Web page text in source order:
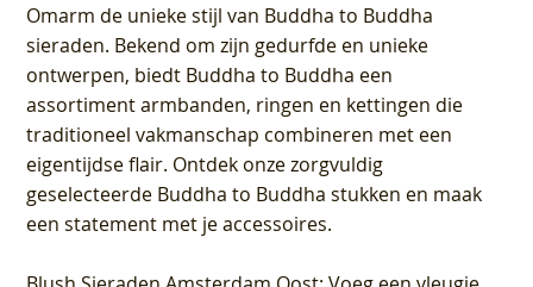
Omarm de unieke stijl van Buddha to Buddha
sieraden. Bekend om zijn gedurfde en unieke
ontwerpen, biedt Buddha to Buddha een
assortiment armbanden, ringen en kettingen die
traditioneel vakmanschap combineren met een
eigentijdse flair. Ontdek onze zorgvuldig
geselecteerde Buddha to Buddha stukken en maak
een statement met je accessoires.